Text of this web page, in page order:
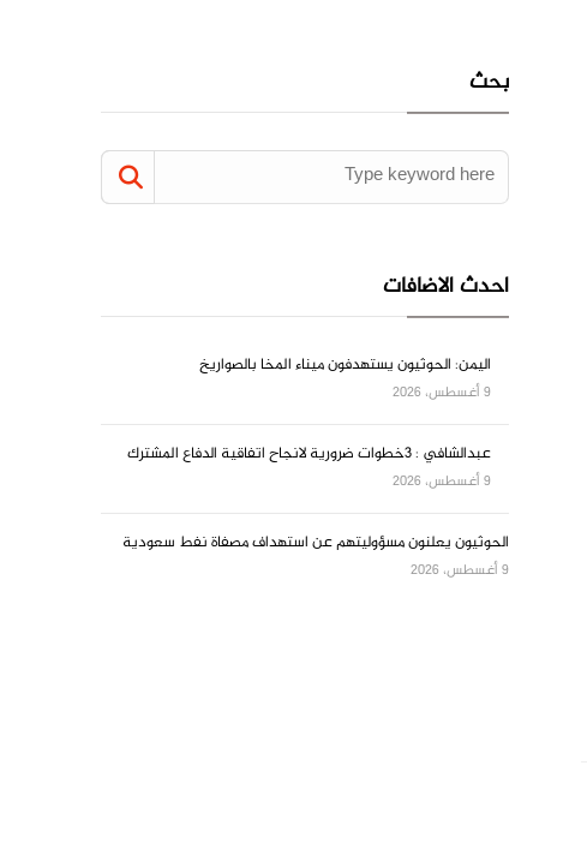
بحث
احدث الاضافات
اليمن: الحوثيون يستهدفون ميناء المخا بالصواريخ
9 أغسطس، 2026
عبدالشافي : 3خطوات ضرورية لانجاح اتفاقية الدفاع المشترك
9 أغسطس، 2026
الحوثيون يعلنون مسؤوليتهم عن استهداف مصفاة نفط سعودية
9 أغسطس، 2026